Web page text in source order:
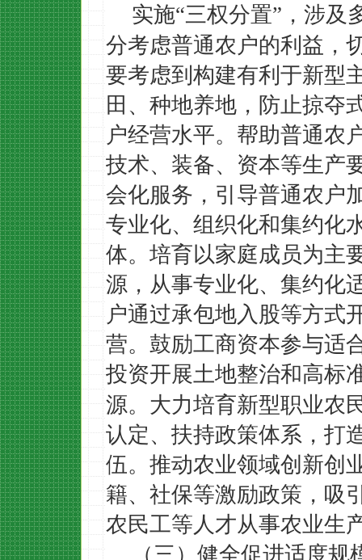
实施“三权分置” ，涉及
分考虑普通农户的利益，
要考虑到构建有利于新型
田、种地养地，防止掠夺
户经营水平。帮助普通农
技术、装备、资本等生产
会化服务，引导普通农户
专业化、组织化和集约化
体。培育以家庭成员为主
源，从事专业化、集约化
户通过承包地入股等方式
营。鼓励工商资本参与适
投资开展土地整治和高标
源。大力培育新型职业农
认定、扶持政策体系，打
伍。推动农业领域创新创
籍、社保等激励政策，吸
农民工等人才从事农业生
（三）健全促进适度